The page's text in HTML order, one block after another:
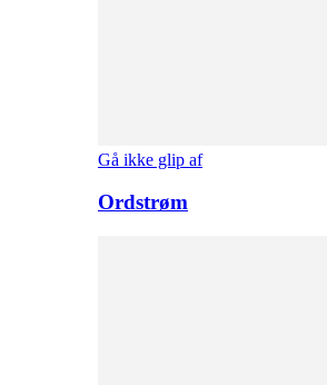
Gå ikke glip af
Ordstrøm